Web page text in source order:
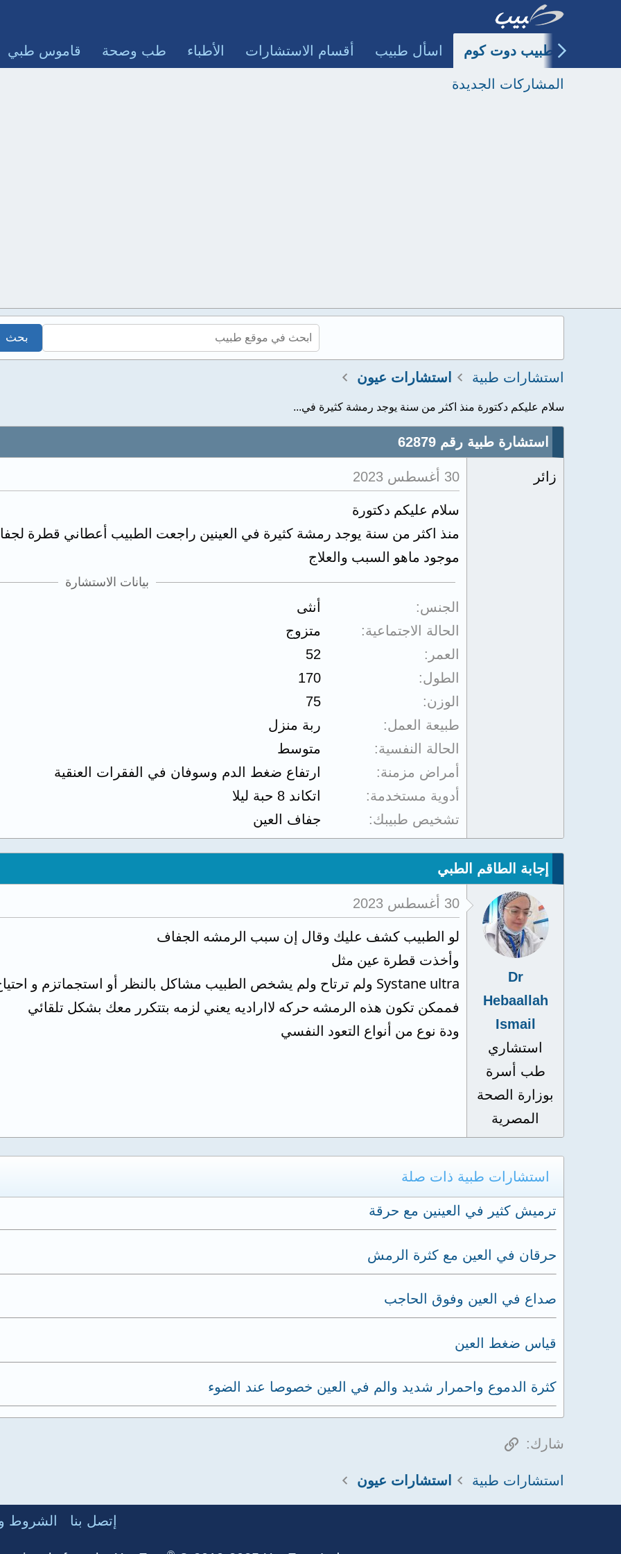
طبيب دوت كوم اسأل طبيب أقسام الاستشارات الأطباء طب وصحة قاموس طبي
المشاركات الجديدة
استشارات طبية استشارات عيون
سلام عليكم دكتورة منذ اكثر من سنة يوجد رمشة كثيرة في...
استشارة طبية رقم 62879
زائر 30 أغسطس 2023
سلام عليكم دكتورة
موجود ماهو السبب والعلاج
بيانات الاستشارة
الجنس
أنثى
الحالة الاجتماعية
متزوج
العمر
52
الطول
170
الوزن
75
طبيعة العمل
ربة منزل
الحالة النفسية
متوسط
أمراض مزمنة
ارتفاع ضغط الدم وسوفان في الفقرات العنقية
أدوية مستخدمة
اتكاند 8 حبة ليلا
تشخيص طبيبك
جفاف العين
إجابة الطاقم الطبي
Dr
Hebaallah
Ismail
استشاري
طب أسرة
بوزارة الصحة
المصرية
30 أغسطس 2023
لو الطبيب كشف عليك وقال إن سبب الرمشه الجفاف
وأخذت قطرة عين مثل
Systane ultra ولم ترتاح ولم يشخص الطبيب مشاكل بالنظر أو استجماتزم و احتياج لعمل نظارة
فممكن تكون هذه الرمشه حركه لااراديه يعني لزمه بتتكرر معك بشكل تلقائي
ودة نوع من أنواع التعود النفسي
استشارات طبية ذات صلة
ترميش كثير في العينين مع حرقة
حرقان في العين مع كثرة الرمش
صداع في العين وفوق الحاجب
قياس ضغط العين
كثرة الدموع واحمرار شديد والم في العين خصوصا عند الضوء
شارك: الرابط
استشارات طبية استشارات عيون
إتصل بنا الشروط